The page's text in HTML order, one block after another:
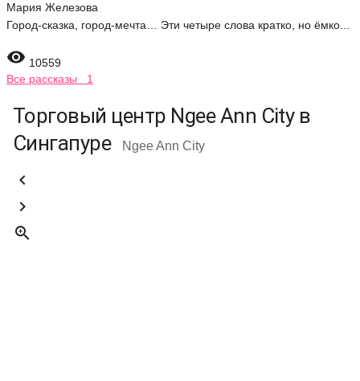
Мария Железова
Город-сказка, город-мечта… Эти четыре слова кратко, но ёмко...
 10559
Все рассказы 1
Торговый центр Ngee Ann City в
Сингапуре
Ngee Ann City


